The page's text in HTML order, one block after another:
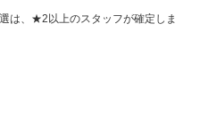
は、★2以上のスタッフが確定しま